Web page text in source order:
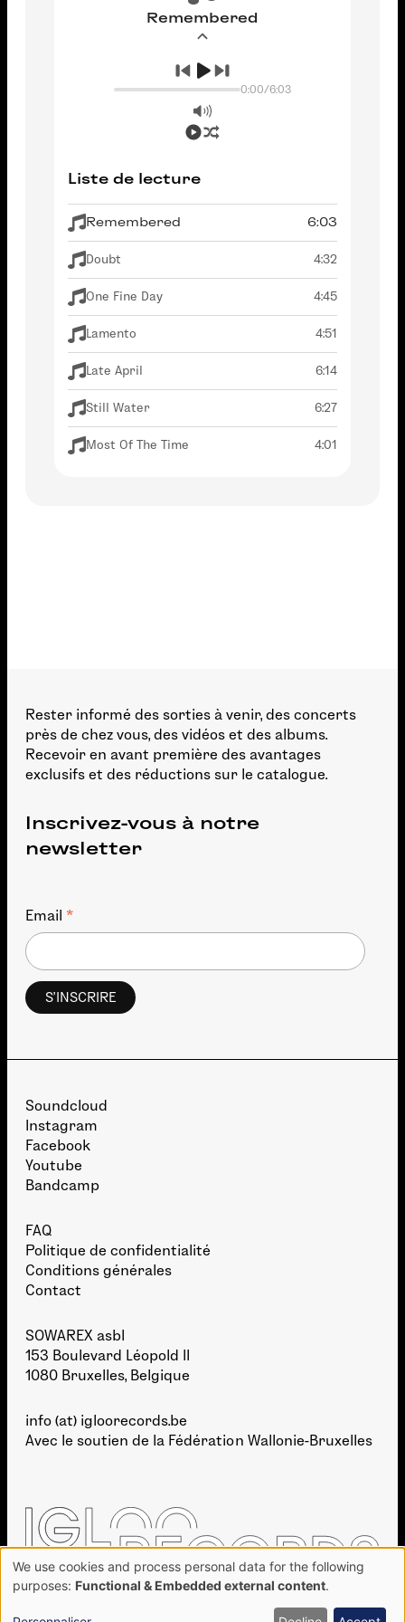
Remembered
0:00/6:03
Liste de lecture
Remembered 6:03
Doubt 4:32
One Fine Day 4:45
Lamento 4:51
Late April 6:14
Still Water 6:27
Most Of The Time 4:01
Rester informé des sorties à venir, des concerts
près de chez vous, des vidéos et des albums.
Recevoir en avant première des avantages
exclusifs et des réductions sur le catalogue.
Inscrivez-vous à notre
newsletter
Email *
Soundcloud
Instagram
Facebook
Youtube
Bandcamp
FAQ
Politique de confidentialité
Conditions générales
Contact
SOWAREX asbl
153 Boulevard Léopold II
1080 Bruxelles, Belgique
info (at) igloorecords.be
Avec le soutien de la Fédération Wallonie-Bruxelles
Use
of
personal
We use cookies and process personal data for the following
purposes: Functional & Embedded external content.